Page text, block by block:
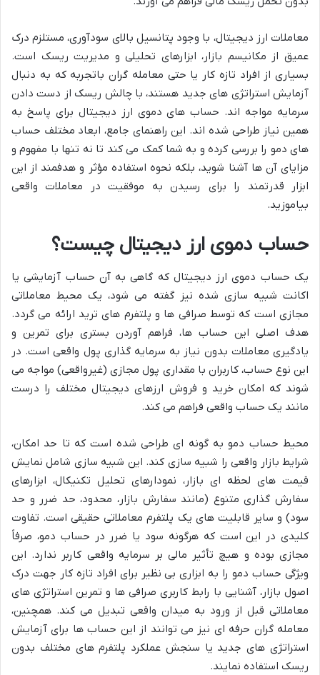
معاملات ارز دیجیتال، با وجود پتانسیل بالای سودآوری، مستلزم درک
عمیق از مکانیسم بازار، ابزارهای تحلیلی و مدیریت ریسک است.
بسیاری از افراد تازه کار یا حتی معامله گران باتجربه که به دنبال
آزمایش استراتژی های جدید هستند، با چالش ریسک از دست دادن
سرمایه مواجه اند. حساب های دموی ارز دیجیتال برای پاسخ به
همین نیاز طراحی شده اند. این راهنمای جامع، ابعاد مختلف حساب
های دمو را بررسی کرده و به شما کمک می کند تا نه تنها با مفهوم و
مزایای آن ها آشنا شوید، بلکه نحوه استفاده مؤثر و هدفمند از این
ابزار قدرتمند را برای رسیدن به موفقیت در معاملات واقعی
بیاموزید.
حساب دموی ارز دیجیتال چیست؟
یک حساب دموی ارز دیجیتال که گاهی به آن حساب آزمایشی یا
اکانت شبیه سازی شده نیز گفته می شود، یک محیط معاملاتی
مجازی است که توسط صرافی ها و پلتفرم های ترید ارائه می گردد.
هدف اصلی این حساب ها، فراهم آوردن بستری برای تمرین و
یادگیری معاملات بدون نیاز به سرمایه گذاری پول واقعی است. در
این نوع حساب، کاربران با مقداری پول مجازی (غیرواقعی) مواجه می
شوند که امکان خرید و فروش ارزهای دیجیتال مختلف را درست
مانند یک حساب واقعی فراهم می کند.
محیط حساب دمو به گونه ای طراحی شده است که تا حد امکان،
شرایط بازار واقعی را شبیه سازی کند. این شبیه سازی شامل نمایش
قیمت های لحظه ای بازار، نمودارهای تحلیل تکنیکال، ابزارهای
سفارش گذاری متنوع (مانند سفارش بازار، محدود، حد ضرر و حد
سود) و سایر قابلیت های یک پلتفرم معاملاتی حقیقی است. تفاوت
کلیدی در این است که هرگونه سود یا ضرر در حساب دمو، صرفاً
مجازی بوده و هیچ تأثیر مالی بر سرمایه واقعی کاربر ندارد. این
ویژگی حساب دمو را به ابزاری بی نظیر برای افراد تازه کار جهت درک
اصول بازار، آشنایی با رابط کاربری صرافی ها و تمرین استراتژی های
معاملاتی قبل از ورود به میدان واقعی تبدیل می کند. همچنین،
معامله گران حرفه ای نیز می توانند از این حساب ها برای آزمایش
استراتژی های جدید یا سنجش عملکرد پلتفرم های مختلف بدون
ریسک استفاده نمایند.